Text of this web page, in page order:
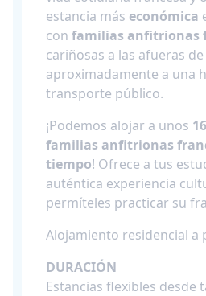
estancia más económica
con familias anfitrionas
cariñosas a las afueras
aproximadamente a una
transporte público.
¡Podemos alojar a unos
familias anfitrionas
tiempo! Ofrece a tus
auténtica experiencia
permíteles practicar su
Alojamiento residencial a
DURACIÓN
Estancias flexibles desde